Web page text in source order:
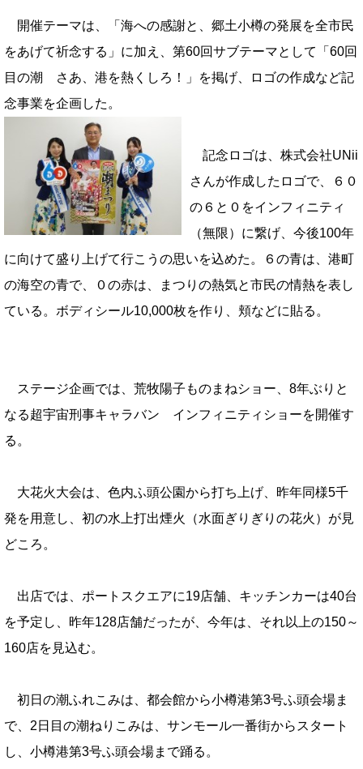
開催テーマは、「海への感謝と、郷土小樽の発展を全市民
をあげて祈念する」に加え、第60回サブテーマとして「60回
目の潮 さあ、港を熱くしろ！」を掲げ、ロゴの作成など記
念事業を企画した。
記念ロゴは、株式会社UNii
さんが作成したロゴで、６０
の６と０をインフィニティ
（無限）に繋げ、今後100年
に向けて盛り上げて行こうの思いを込めた。６の青は、港町
の海空の青で、０の赤は、まつりの熱気と市民の情熱を表し
ている。ボディシール10,000枚を作り、頬などに貼る。
ステージ企画では、荒牧陽子ものまねショー、8年ぶりと
なる超宇宙刑事キャラバン インフィニティショーを開催す
る。
大花火大会は、色内ふ頭公園から打ち上げ、昨年同様5千
発を用意し、初の水上打出煙火（水面ぎりぎりの花火）が見
どころ。
出店では、ポートスクエアに19店舗、キッチンカーは40台
を予定し、昨年128店舗だったが、今年は、それ以上の150～
160店を見込む。
初日の潮ふれこみは、都会館から小樽港第3号ふ頭会場ま
で、2日目の潮ねりこみは、サンモール一番街からスタート
し、小樽港第3号ふ頭会場まで踊る。